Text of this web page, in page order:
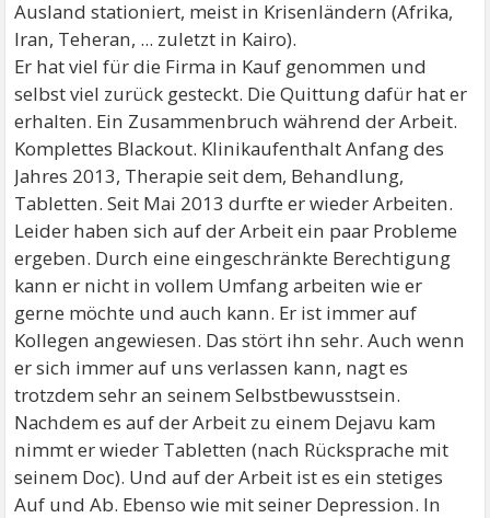
Ausland stationiert, meist in Krisenländern (Afrika,
Iran, Teheran, ... zuletzt in Kairo).
Er hat viel für die Firma in Kauf genommen und
selbst viel zurück gesteckt. Die Quittung dafür hat er
erhalten. Ein Zusammenbruch während der Arbeit.
Komplettes Blackout. Klinikaufenthalt Anfang des
Jahres 2013, Therapie seit dem, Behandlung,
Tabletten. Seit Mai 2013 durfte er wieder Arbeiten.
Leider haben sich auf der Arbeit ein paar Probleme
ergeben. Durch eine eingeschränkte Berechtigung
kann er nicht in vollem Umfang arbeiten wie er
gerne möchte und auch kann. Er ist immer auf
Kollegen angewiesen. Das stört ihn sehr. Auch wenn
er sich immer auf uns verlassen kann, nagt es
trotzdem sehr an seinem Selbstbewusstsein.
Nachdem es auf der Arbeit zu einem Dejavu kam
nimmt er wieder Tabletten (nach Rücksprache mit
seinem Doc). Und auf der Arbeit ist es ein stetiges
Auf und Ab. Ebenso wie mit seiner Depression. In